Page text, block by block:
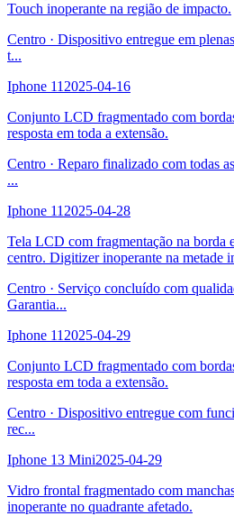
Touch inoperante na região de impacto.
Centro · Dispositivo entregue em
t...
Iphone 112025-04-16
Conjunto LCD fragmentado com
resposta em toda a extensão.
Centro · Reparo finalizado com todas
...
Iphone 112025-04-28
Tela LCD com fragmentação na borda
centro. Digitizer inoperante na metade
Centro · Serviço concluído com
Garantia...
Iphone 112025-04-29
Conjunto LCD fragmentado com
resposta em toda a extensão.
Centro · Dispositivo entregue com
rec...
Iphone 13 Mini2025-04-29
Vidro frontal fragmentado com
inoperante no quadrante afetado.